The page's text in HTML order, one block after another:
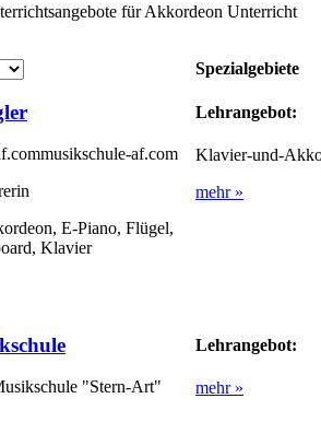
für Akkordeon Unterricht
Spezialgebiete
musikschule-af.com
E-Piano, Flügel,
Klavier
Lehrangebot:
Klavier-und-
mehr »
"Stern-Art"
Lehrangebot:
mehr »